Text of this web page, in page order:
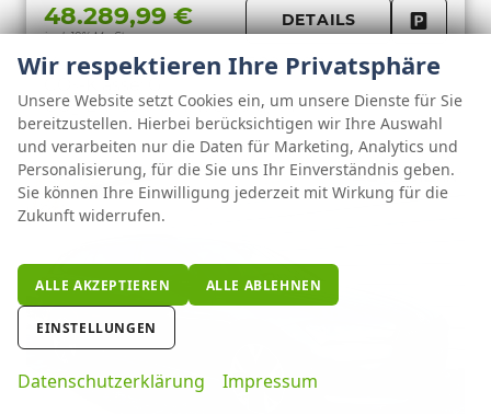
48.289,99 €
incl. 19% MwSt.
DETAILS
PARKEN
Verbrauch kombiniert:7,80 l/100km
-Klasse:
CO 2-Emissionen:178,00 g/km
Wir respektieren Ihre Privatsphäre
Unsere Website setzt Cookies ein, um unsere Dienste für Sie
bereitzustellen. Hierbei berücksichtigen wir Ihre Auswahl
und verarbeiten nur die Daten für Marketing, Analytics und
Personalisierung, für die Sie uns Ihr Einverständnis geben.
Sie können Ihre Einwilligung jederzeit mit Wirkung für die
Zukunft widerrufen.
ALLE AKZEPTIEREN ALLE ABLEHNEN
EINSTELLUNGEN
Datenschutzerklärung Impressum